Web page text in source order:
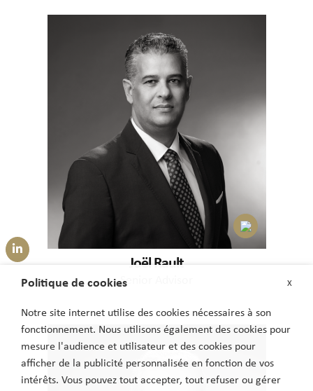
Joël Rault
Senior Advisor X
Politique de cookies
Notre site internet utilise des cookies nécessaires à son
fonctionnement. Nous utilisons également des cookies pour
mesure l'audience et utilisateur et des cookies pour
afficher de la publicité personnalisée en fonction de vos
intérêts. Vous pouvez tout accepter, tout refuser ou gérer